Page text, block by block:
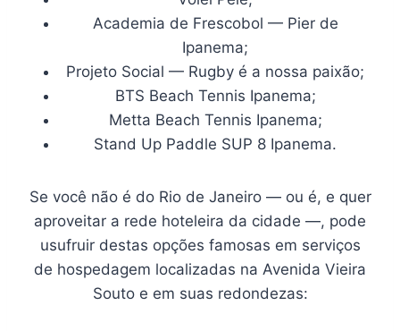
Academia de Frescobol — Pier de
Ipanema;
Projeto Social — Rugby é a nossa paixão;
BTS Beach Tennis Ipanema;
Metta Beach Tennis Ipanema;
Stand Up Paddle SUP 8 Ipanema.
Se você não é do Rio de Janeiro — ou é, e quer
aproveitar a rede hoteleira da cidade —, pode
usufruir destas opções famosas em serviços
de hospedagem localizadas na Avenida Vieira
Souto e em suas redondezas: